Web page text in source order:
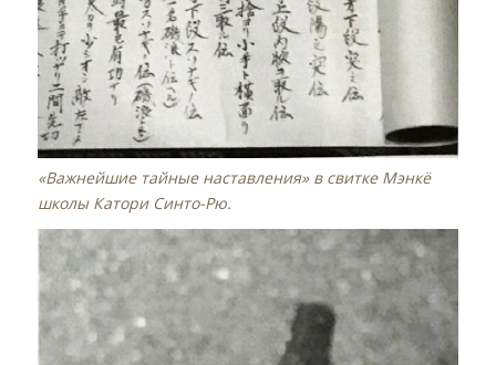
«Важнейшие тайные наставления» в свитке Мэнкё
школы Катори Синто-Рю.